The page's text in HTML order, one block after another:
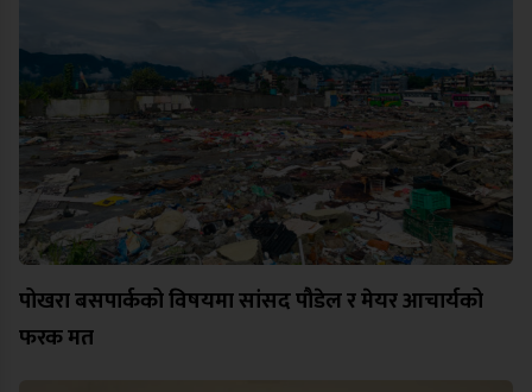
पोखरा बसपार्कको विषयमा सांसद पौडेल र मेयर आचार्यको
फरक मत